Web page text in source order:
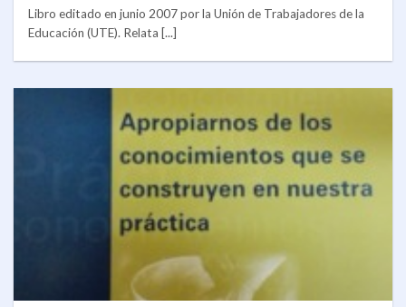
Libro editado en junio 2007 por la Unión de Trabajadores de la
Educación (UTE). Relata [...]